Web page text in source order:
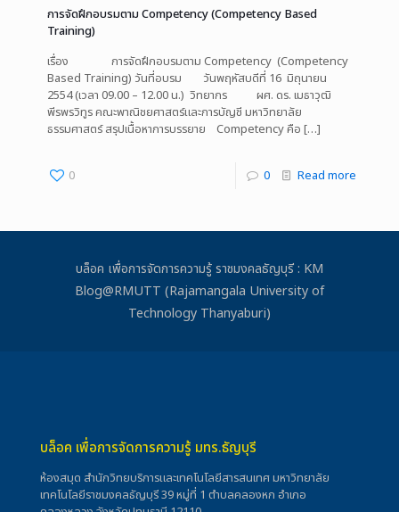
การจัดฝึกอบรมตาม Competency (Competency Based
Training)
เรื่อง การจัดฝึกอบรมตาม Competency (Competency
Based Training) วันที่อบรม วันพฤหัสบดีที่ 16 มิถุนายน
2554 (เวลา 09.00 – 12.00 น.) วิทยากร ผศ. ดร. เมธาวุฒิ
พีรพรวิทูร คณะพาณิชยศาสตร์และการบัญชี มหาวิทยาลัย
ธรรมศาสตร์ สรุปเนื้อหาการบรรยาย Competency คือ […]
0 0 Read more
บล็อค เพื่อการจัดการความรู้ ราชมงคลธัญบุรี : KM
Blog@RMUTT (Rajamangala University of
Technology Thanyaburi)
บล็อค เพื่อการจัดการความรู้ มทร.ธัญบุรี
ห้องสมุด สำนักวิทยบริการและเทคโนโลยีสารสนเทศ มหาวิทยาลัย
เทคโนโลยีราชมงคลธัญบุรี 39 หมู่ที่ 1 ตำบลคลองหก อำเภอ